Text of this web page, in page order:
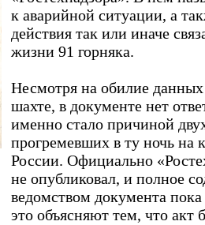
к аварийной ситуации, а
действия так или иначе
жизни 91 горняка.
Несмотря на обилие
шахте, в документе нет
именно стало причиной
прогремевших в ту ночь на
России. Официально
не опубликовал, и полное
ведомством документа
это объясняют тем, что акт